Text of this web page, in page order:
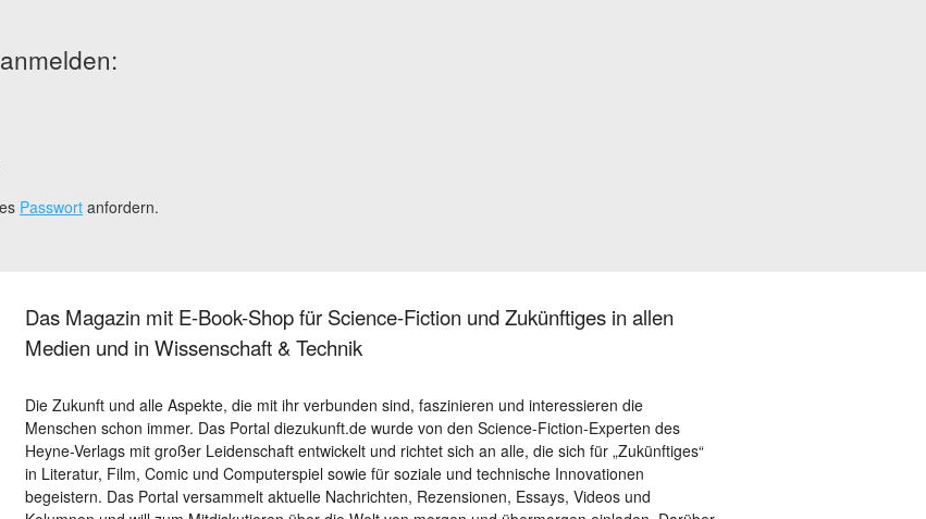
Passwort anfordern.
Das Magazin mit E-Book-Shop für Science-Fiction und Zukünftiges in allen
Medien und in Wissenschaft & Technik
Die Zukunft und alle Aspekte, die mit ihr verbunden sind, faszinieren und interessieren die
Menschen schon immer. Das Portal diezukunft.de wurde von den Science-Fiction-Experten des
Heyne-Verlags mit großer Leidenschaft entwickelt und richtet sich an alle, die sich für „Zukünftiges“
in Literatur, Film, Comic und Computerspiel sowie für soziale und technische Innovationen
begeistern. Das Portal versammelt aktuelle Nachrichten, Rezensionen, Essays, Videos und